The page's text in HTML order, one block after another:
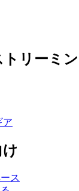
リーミ
ア
ス